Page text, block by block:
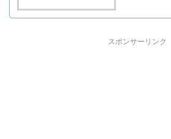
スポンサーリンク